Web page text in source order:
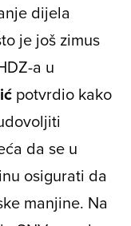
dijela
je još zimus
a u
potvrdio kako
da se u
osigurati da
manjine. Na